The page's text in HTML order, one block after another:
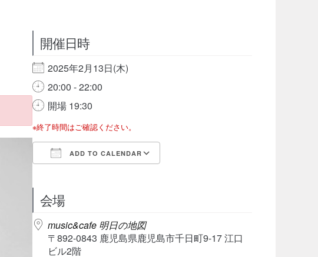
開催日時
2025年2月13日(木)
20:00 - 22:00
開場 19:30
※終了時間はご確認ください。
ADD TO CALENDAR
会場
music&cafe 明日の地図
〒892-0843 鹿児島県鹿児島市千日町9-17 江口
ビル2階